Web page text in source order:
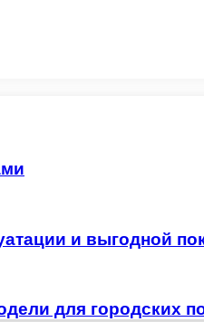
и выгодной
для городских